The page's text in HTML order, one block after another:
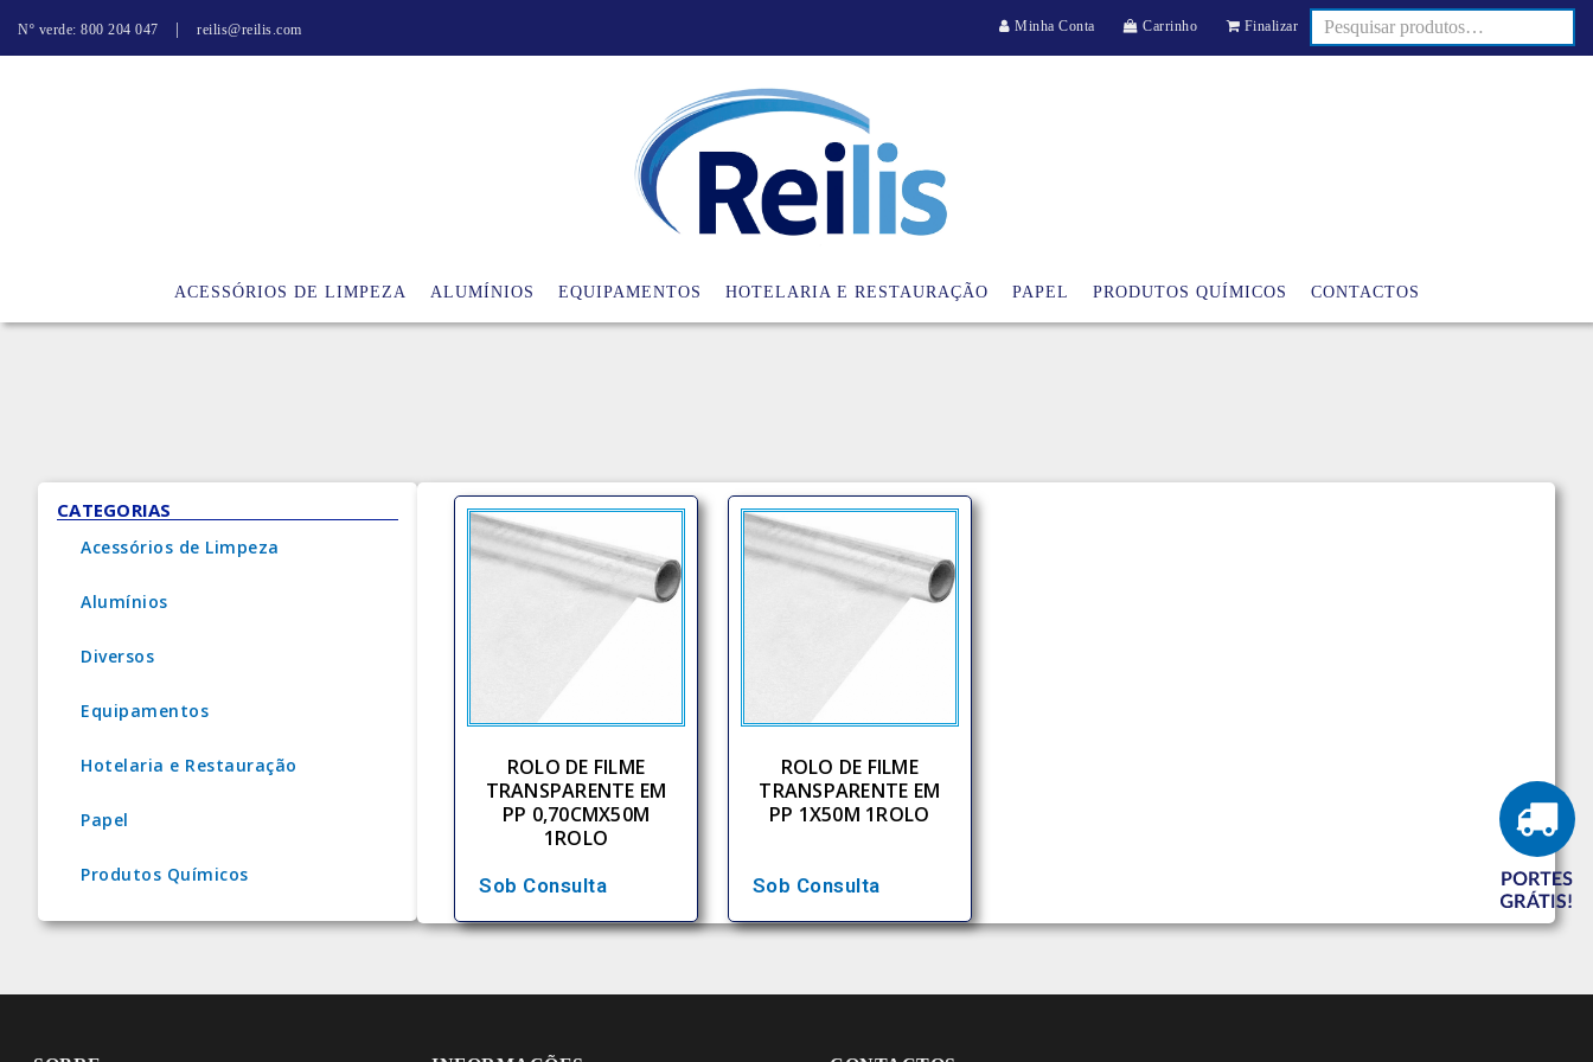
Nº verde: 800 204 047 reilis@reilis.com Minha Conta Carrinho Finalizar
ACESSÓRIOS DE LIMPEZA ALUMÍNIOS EQUIPAMENTOS HOTELARIA E RESTAURAÇÃO PAPEL PRODUTOS QUÍMICOS CONTACTOS
CATEGORIAS
Acessórios de Limpeza
Alumínios
Diversos
Equipamentos
Hotelaria e Restauração
Papel
Produtos Químicos
ROLO DE FILME
TRANSPARENTE EM
PP 0,70CMX50M
1ROLO
Sob Consulta
ROLO DE FILME
TRANSPARENTE EM
PP 1X50M 1ROLO
Sob Consulta